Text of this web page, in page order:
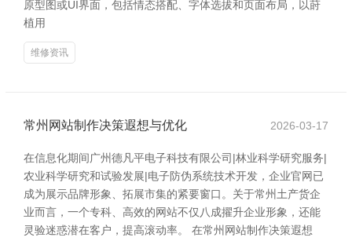
原型图或UI界面，包括情态搭配、字体选拔和页面布局，以莳
植用
维修资讯
常州网站制作决策遐想与优化 2026-03-17
在信息化期间广州德凡平电子科技有限公司|林业科学研究服务|
农业科学研究和试验发展|电子防伪系统技术开发，企业官网已
成为展示品牌形象、拓展市集的紧要窗口。关于常州土产货企
业而言，一个专科、高效的网站不仅八成擢升企业形象，还能
灵验迷惑潜在客户，提高滚动率。 在常州网站制作决策遐想